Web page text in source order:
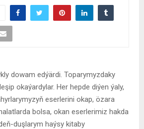
dowam edýärdi. Toparymyzdaky
okaýardylar. Her hepde diýen ýaly,
eserlerini okap, özara
bolsa, okan eserlerimiz hakda
duşlarym haýsy kitaby